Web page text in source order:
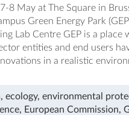
8 May at The Square in
Green Energy Park
Lab Centre GEP is a
entities and end users
in a realistic
, ecology, environmental
, European Commission,